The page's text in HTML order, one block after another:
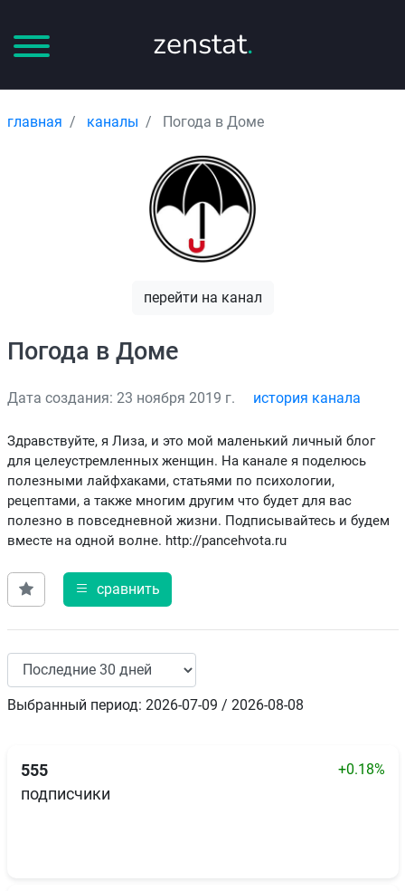
zenstat.
главная каналы Погода в Доме
перейти на канал
Погода в Доме
Дата создания: 23 ноября 2019 г. история канала
Здравствуйте, я Лиза, и это мой маленький личный блог
для целеустремленных женщин. На канале я поделюсь
полезными лайфхаками, статьями по психологии,
рецептами, а также многим другим что будет для вас
полезно в повседневной жизни. Подписывайтесь и будем
вместе на одной волне. http://pancehvota.ru
сравнить
Выбранный период: 2026-07-09 / 2026-08-08
555 +0.18%
подписчики